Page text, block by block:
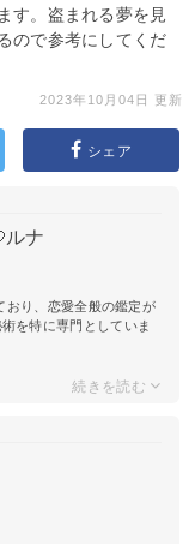
す。盗まれる夢を見
ので参考にしてくだ
2023年10月04日 更新
シェア
ルナ
おり、恋愛全般の鑑定が
を特に専門としていま